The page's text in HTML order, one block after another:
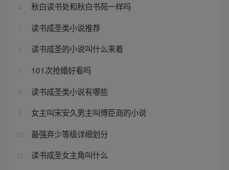
4 秋白读书处和秋白书苑一样吗
5 读书成圣类小说推荐
6 读书成圣的小说叫什么来着
7 101次抢婚好看吗
8 读书成圣类小说有哪些
9 女主叫宋安久男主叫傅臣商的小说
10 最强弃少等级详细划分
读书成圣女主角叫什么